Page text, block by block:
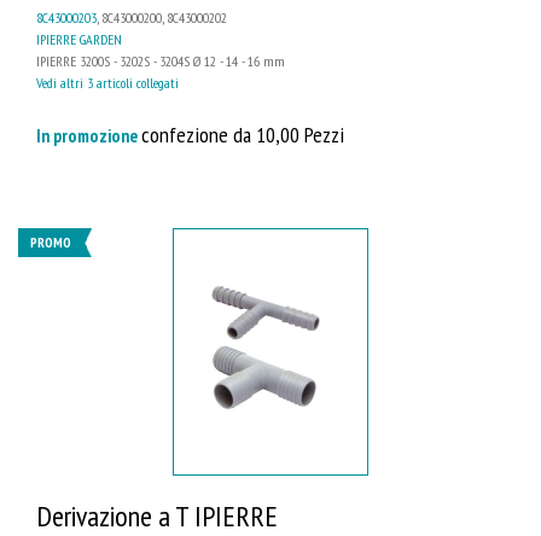
8C43000203, 8C43000200, 8C43000202
IPIERRE GARDEN
IPIERRE 3200S - 3202S - 3204S Ø 12 - 14 - 16 mm
Vedi altri 3 articoli collegati
In promozioneconfezione da 10,00 Pezzi
PROMO
Derivazione a T IPIERRE